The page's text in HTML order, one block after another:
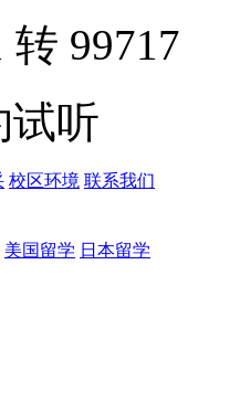
转 99717
试听
校区环境 联系我们
美国留学 日本留学